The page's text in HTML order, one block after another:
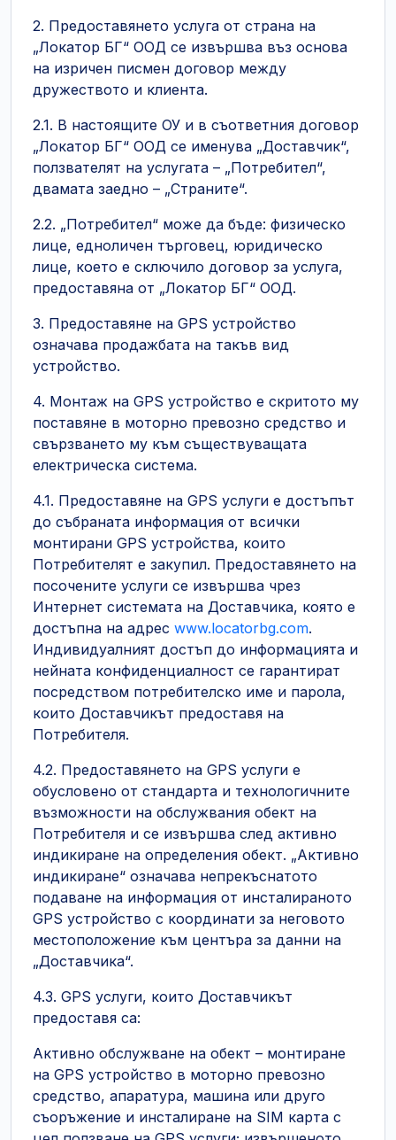
2. Предоставянето услуга от страна на
„Локатор БГ“ ООД се извършва въз основа
на изричен писмен договор между
дружеството и клиента.
2.1. В настоящите ОУ и в съответния договор
„Локатор БГ“ ООД се именува „Доставчик“,
ползвателят на услугата – „Потребител“,
двамата заедно – „Страните“.
2.2. „Потребител“ може да бъде: физическо
лице, едноличен търговец, юридическо
лице, което е сключило договор за услуга,
предоставяна от „Локатор БГ“ ООД.
3. Предоставяне на GPS устройство
означава продажбата на такъв вид
устройство.
4. Монтаж на GPS устройство е скритото му
поставяне в моторно превозно средство и
свързването му към съществуващата
електрическа система.
4.1. Предоставяне на GPS услуги е достъпът
до събраната информация от всички
монтирани GPS устройства, които
Потребителят е закупил. Предоставянето на
посочените услуги се извършва чрез
Интернет системата на Доставчика, която е
достъпна на адрес www.locatorbg.com.
Индивидуалният достъп до информацията и
нейната конфиденциалност се гарантират
посредством потребителско име и парола,
които Доставчикът предоставя на
Потребителя.
4.2. Предоставянето на GPS услуги е
обусловено от стандарта и технологичните
възможности на обслужвания обект на
Потребителя и се извършва след активно
индикиране на определения обект. „Активно
индикиране“ означава непрекъснатото
подаване на информация от инсталираното
GPS устройство с координати за неговото
местоположение към центъра за данни на
„Доставчика“.
4.3. GPS услуги, които Доставчикът
предоставя са:
Активно обслужване на обект – монтиране
на GPS устройство в моторно превозно
средство, апаратура, машина или друго
съоръжение и инсталиране на SIM карта с